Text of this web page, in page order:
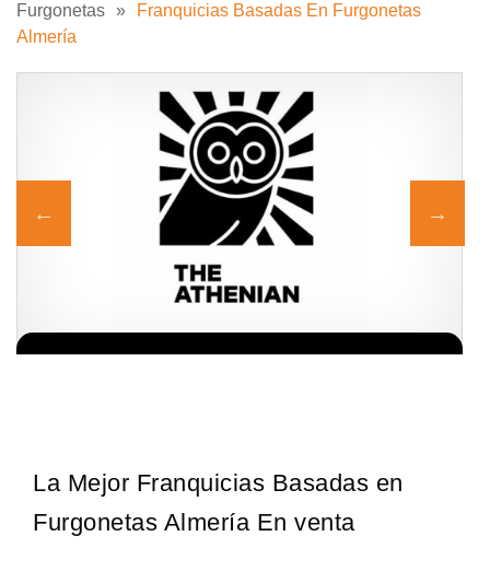
Furgonetas »
Franquicias Basadas En Furgonetas
Almería
La Mejor Franquicias Basadas en
Furgonetas Almería En venta